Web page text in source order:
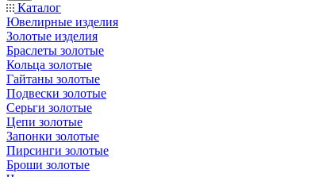
Каталог
Ювелирные изделия
Золотые изделия
Браслеты золотые
Кольца золотые
Гайтаны золотые
Подвески золотые
Серьги золотые
Цепи золотые
Запонки золотые
Пирсинги золотые
Броши золотые